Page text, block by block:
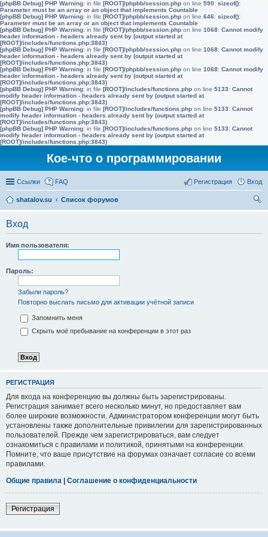
[phpBB Debug] PHP Warning: in file [ROOT]/phpbb/session.php on line 590: sizeof():
Parameter must be an array or an object that implements Countable
[phpBB Debug] PHP Warning: in file [ROOT]/phpbb/session.php on line 646: sizeof():
Parameter must be an array or an object that implements Countable
[phpBB Debug] PHP Warning: in file [ROOT]/phpbb/session.php on line 1068: Cannot modify
header information - headers already sent by (output started at
[ROOT]/includes/functions.php:3843)
[phpBB Debug] PHP Warning: in file [ROOT]/phpbb/session.php on line 1068: Cannot modify
header information - headers already sent by (output started at
[ROOT]/includes/functions.php:3843)
[phpBB Debug] PHP Warning: in file [ROOT]/phpbb/session.php on line 1068: Cannot modify
header information - headers already sent by (output started at
[ROOT]/includes/functions.php:3843)
[phpBB Debug] PHP Warning: in file [ROOT]/includes/functions.php on line 5133: Cannot
modify header information - headers already sent by (output started at
[ROOT]/includes/functions.php:3843)
[phpBB Debug] PHP Warning: in file [ROOT]/includes/functions.php on line 5133: Cannot
modify header information - headers already sent by (output started at
[ROOT]/includes/functions.php:3843)
[phpBB Debug] PHP Warning: in file [ROOT]/includes/functions.php on line 5133: Cannot
modify header information - headers already sent by (output started at
[ROOT]/includes/functions.php:3843)
Кое-что о программировании
Ссылки FAQ Вход
Регистрация
shatalov.su
Список форумов
Вход
Имя пользователя:
Пароль:
Забыли пароль?
Повторно выслать письмо для активации учётной записи
Запомнить меня
Скрыть моё пребывание на конференции в этот раз
РЕГИСТРАЦИЯ
Для входа на конференцию вы должны быть зарегистрированы.
Регистрация занимает всего несколько минут, но предоставляет вам
более широкие возможности. Администратором конференции могут быть
установлены также дополнительные привилегии для зарегистрированных
пользователей. Прежде чем зарегистрироваться, вам следует
ознакомиться с правилами и политикой, принятыми на конференции.
Помните, что ваше присутствие на форумах означает согласие со всеми
правилами.
Общие правила | Соглашение о конфиденциальности
Регистрация